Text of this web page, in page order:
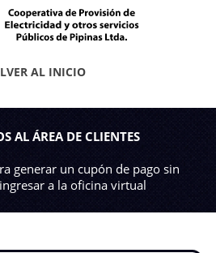
AL INICIO
AL ÁREA DE CLIENTES
generar un cupón de pago sin
a la oficina virtual